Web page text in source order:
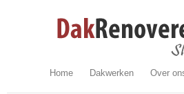
Home Dakwerken Over